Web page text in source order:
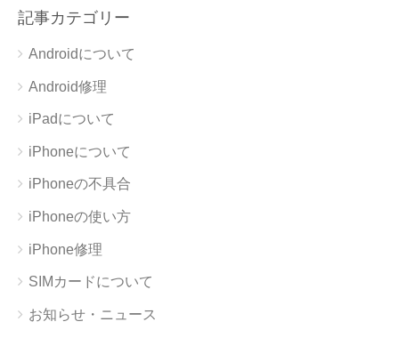
記事カテゴリー
Androidについて
Android修理
iPadについて
iPhoneについて
iPhoneの不具合
iPhoneの使い方
iPhone修理
SIMカードについて
お知らせ・ニュース